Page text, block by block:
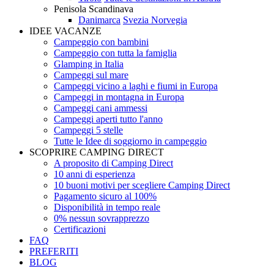
Penisola Scandinava
Danimarca Svezia Norvegia
IDEE VACANZE
Campeggio con bambini
Campeggio con tutta la famiglia
Glamping in Italia
Campeggi sul mare
Campeggi vicino a laghi e fiumi in Europa
Campeggi in montagna in Europa
Campeggi cani ammessi
Campeggi aperti tutto l'anno
Campeggi 5 stelle
Tutte le Idee di soggiorno in campeggio
SCOPRIRE CAMPING DIRECT
A proposito di Camping Direct
10 anni di esperienza
10 buoni motivi per scegliere Camping Direct
Pagamento sicuro al 100%
Disponibilità in tempo reale
0% nessun sovrapprezzo
Certificazioni
FAQ
PREFERITI
BLOG